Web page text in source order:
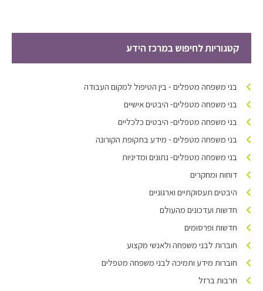
קטגוריות לחיפוש במרכז הידע
בני משפחה מטפלים - בין הטיפול למקום העבודה
בני משפחה מטפלים- היבטים אישיים
בני משפחה מטפלים- היבטים כלכליים
בני משפחה מטפלים - מידע בתקופת הקורונה
בני משפחה מטפלים- נתונים ומדיניות
דוחות ומחקרים
היבטים תעסוקתיים וארגוניים
חדשות ועדכונים מהעולם
חדשות ופרסומים
חוברות לבני משפחה ולאנשי מקצוע
חוברות מידע ותמיכה לבני משפחה מטפלים
חרבות ברזל